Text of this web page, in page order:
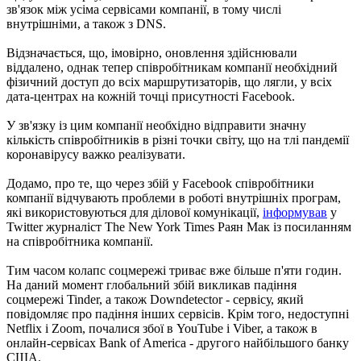
зв'язок між усіма сервісами компанії, в тому числі
внутрішніми, а також з DNS.
Відзначається, що, імовірно, оновлення здійснювали
віддалено, однак тепер співробітникам компанії необхідний
фізичний доступ до всіх маршрутизаторів, що лягли, у всіх
дата-центрах на кожній точці присутності Facebook.
У зв'язку із цим компанії необхідно відправити значну
кількість співробітників в різні точки світу, що на тлі пандемії
коронавірусу важко реалізувати.
Додамо, про те, що через збій у Facebook співробітники
компанії відчувають проблеми в роботі внутрішніх програм,
які використовуються для ділової комунікації, інформував у
Twitter журналіст The New York Times Раян Мак із посиланням
на співробітника компанії.
Тим часом колапс соцмережі триває вже більше п'яти годин.
На даний момент глобальний збій викликав падіння
соцмережі Tinder, а також Downdetector - сервісу, який
повідомляє про падіння інших сервісів. Крім того, недоступні
Netflix і Zoom, почалися збої в YouTube і Viber, а також в
онлайн-сервісах Bank of America - другого найбільшого банку
США.